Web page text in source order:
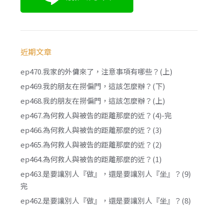
近期文章
ep470.我家的外傭來了，注意事項有哪些？(上)
ep469.我的朋友在撈偏門，這該怎麼辦？(下)
ep468.我的朋友在撈偏門，這該怎麼辦？(上)
ep467.為何救人與被告的距離那麼的近？(4)-完
ep466.為何救人與被告的距離那麼的近？(3)
ep465.為何救人與被告的距離那麼的近？(2)
ep464.為何救人與被告的距離那麼的近？(1)
ep463.是要讓別人『做』，還是要讓別人『坐』？(9)
完
ep462.是要讓別人『做』，還是要讓別人『坐』？(8)